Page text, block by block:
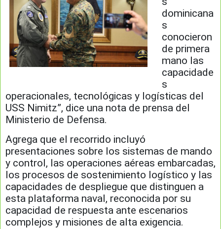
dominicana
s
conocieron
de primera
mano las
capacidade
s
operacionales, tecnológicas y logísticas del
USS Nimitz”, dice una nota de prensa del
Ministerio de Defensa.
Agrega que el recorrido incluyó
presentaciones sobre los sistemas de mando
y control, las operaciones aéreas embarcadas,
los procesos de sostenimiento logístico y las
capacidades de despliegue que distinguen a
esta plataforma naval, reconocida por su
capacidad de respuesta ante escenarios
complejos y misiones de alta exigencia.